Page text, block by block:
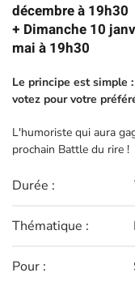
décembre à 19h30
+ Dimanche 10
mai à 19h30
Le principe est simple
votez pour votre
L'humoriste qui aura
prochain Battle du rire !
Durée :
Thématique :
Pour :